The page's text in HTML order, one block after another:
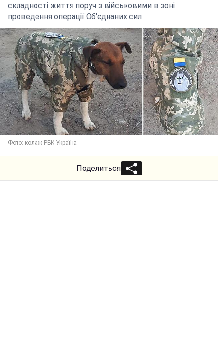
складності життя поруч з військовими в зоні
проведення операції Об'єднаних сил
Фото: колаж РБК-Україна
Поделиться